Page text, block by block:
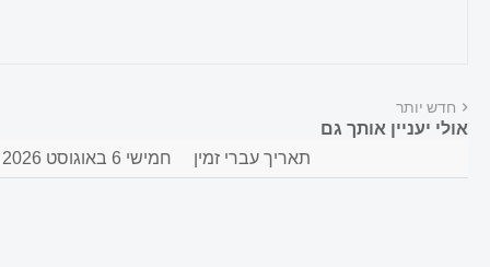
חדש יותר
אולי יעניין אותך גם
תאריך עברי זמין חמישי 6 באוגוסט 2026